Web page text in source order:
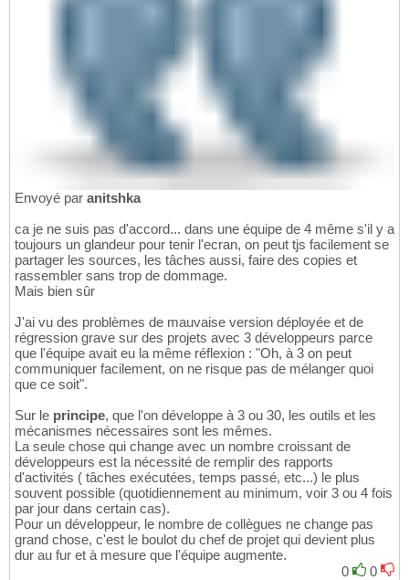
Envoyé par anitshka
ca je ne suis pas d'accord... dans une équipe de 4 même s'il y a
toujours un glandeur pour tenir l'ecran, on peut tjs facilement se
partager les sources, les tâches aussi, faire des copies et
rassembler sans trop de dommage.
Mais bien sûr
J'ai vu des problèmes de mauvaise version déployée et de
régression grave sur des projets avec 3 développeurs parce
que l'équipe avait eu la même réflexion : "Oh, à 3 on peut
communiquer facilement, on ne risque pas de mélanger quoi
que ce soit".
Sur le principe, que l'on développe à 3 ou 30, les outils et les
mécanismes nécessaires sont les mêmes.
La seule chose qui change avec un nombre croissant de
développeurs est la nécessité de remplir des rapports
d'activités ( tâches exécutées, temps passé, etc...) le plus
souvent possible (quotidiennement au minimum, voir 3 ou 4 fois
par jour dans certain cas).
Pour un développeur, le nombre de collègues ne change pas
grand chose, c'est le boulot du chef de projet qui devient plus
dur au fur et à mesure que l'équipe augmente.
0
0